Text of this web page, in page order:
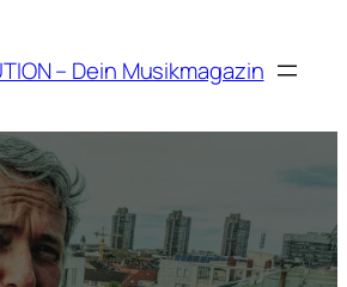
– Dein Musikmagazin